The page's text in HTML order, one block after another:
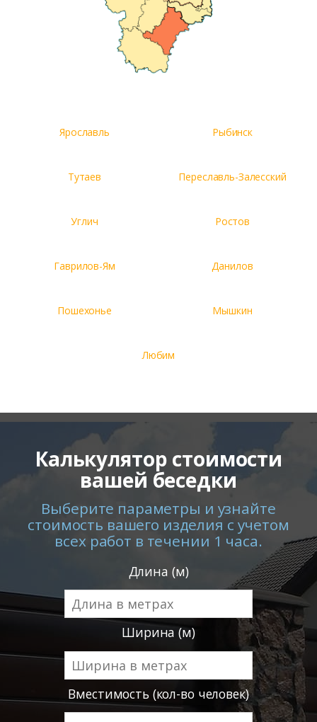
Ярославль Рыбинск
Тутаев Переславль-Залесский
Углич Ростов
Гаврилов-Ям Данилов
Пошехонье Мышкин
Любим
Калькулятор стоимости
вашей беседки
Выберите параметры и узнайте
стоимость вашего изделия с учетом
всех работ в течении 1 часа.
Длина (м)
Ширина (м)
Вместимость (кол-во человек)